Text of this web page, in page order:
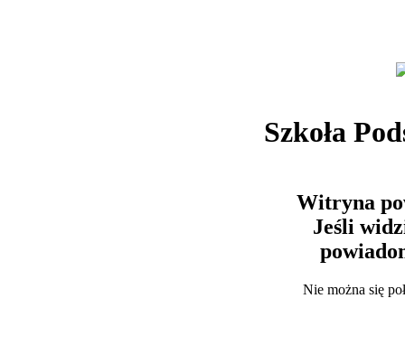
Szkoła
Witryna
Jeśli
Nie można się